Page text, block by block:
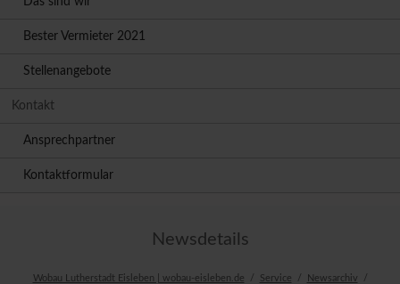
Bester Vermieter 2021
Stellenangebote
Kontakt
Ansprechpartner
Kontaktformular
Newsdetails
Wobau Lutherstadt Eisleben | wobau-eisleben.de Service
Newsarchiv